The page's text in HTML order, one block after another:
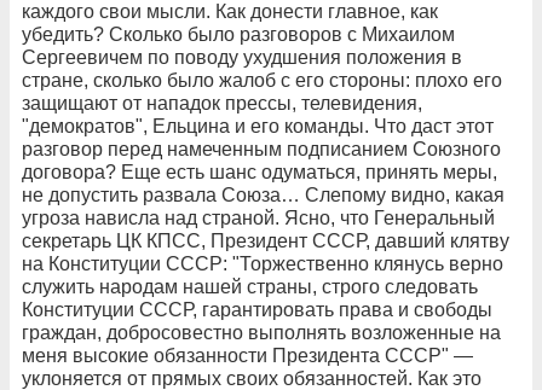
каждого свои мысли. Как донести главное, как
убедить? Сколько было разговоров с Михаилом
Сергеевичем по поводу ухудшения положения в
стране, сколько было жалоб с его стороны: плохо его
защищают от нападок прессы, телевидения,
"демократов", Ельцина и его команды. Что даст этот
разговор перед намеченным подписанием Союзного
договора? Еще есть шанс одуматься, принять меры,
не допустить развала Союза… Слепому видно, какая
угроза нависла над страной. Ясно, что Генеральный
секретарь ЦК КПСС, Президент СССР, давший клятву
на Конституции СССР: "Торжественно клянусь верно
служить народам нашей страны, строго следовать
Конституции СССР, гарантировать права и свободы
граждан, добросовестно выполнять возложенные на
меня высокие обязанности Президента СССР" —
уклоняется от прямых своих обязанностей. Как это